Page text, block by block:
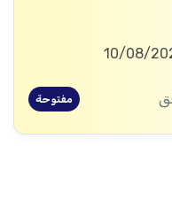
مفتوحة